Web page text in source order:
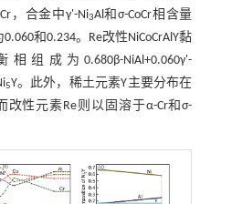
，合金中γ'-Ni3Al和σ-CoCr相含量
和0.234。Re改性NiCoCrAlY黏
组成为0.680β-NiAl+0.060γ'-
5Y。此外，稀土元素Y主要分布在
改性元素Re则以固溶于α-Cr和σ-